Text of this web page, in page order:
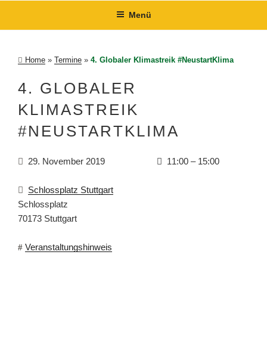
Menü
Home » Termine » 4. Globaler Klimastreik #NeustartKlima
4. GLOBALER
KLIMASTREIK
#NEUSTARTKLIMA
29. November 2019 11:00– 15:00
Schlossplatz Stuttgart
Schlossplatz
70173 Stuttgart
Veranstaltungshinweis